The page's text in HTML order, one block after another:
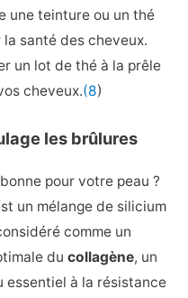
une teinture ou un thé
santé des cheveux.
un lot de thé à la prêle
cheveux.(8)
les brûlures
pour votre peau ?
un mélange de silicium
comme un
du collagène, un
à la résistance